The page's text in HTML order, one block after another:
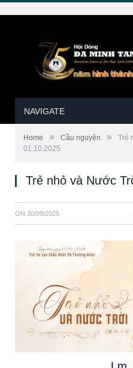
NAVIGATE
Home » Cầu nguyện »
Trẻ
01.10.2025
Trẻ nhỏ và Nước
ON 30/09/2025